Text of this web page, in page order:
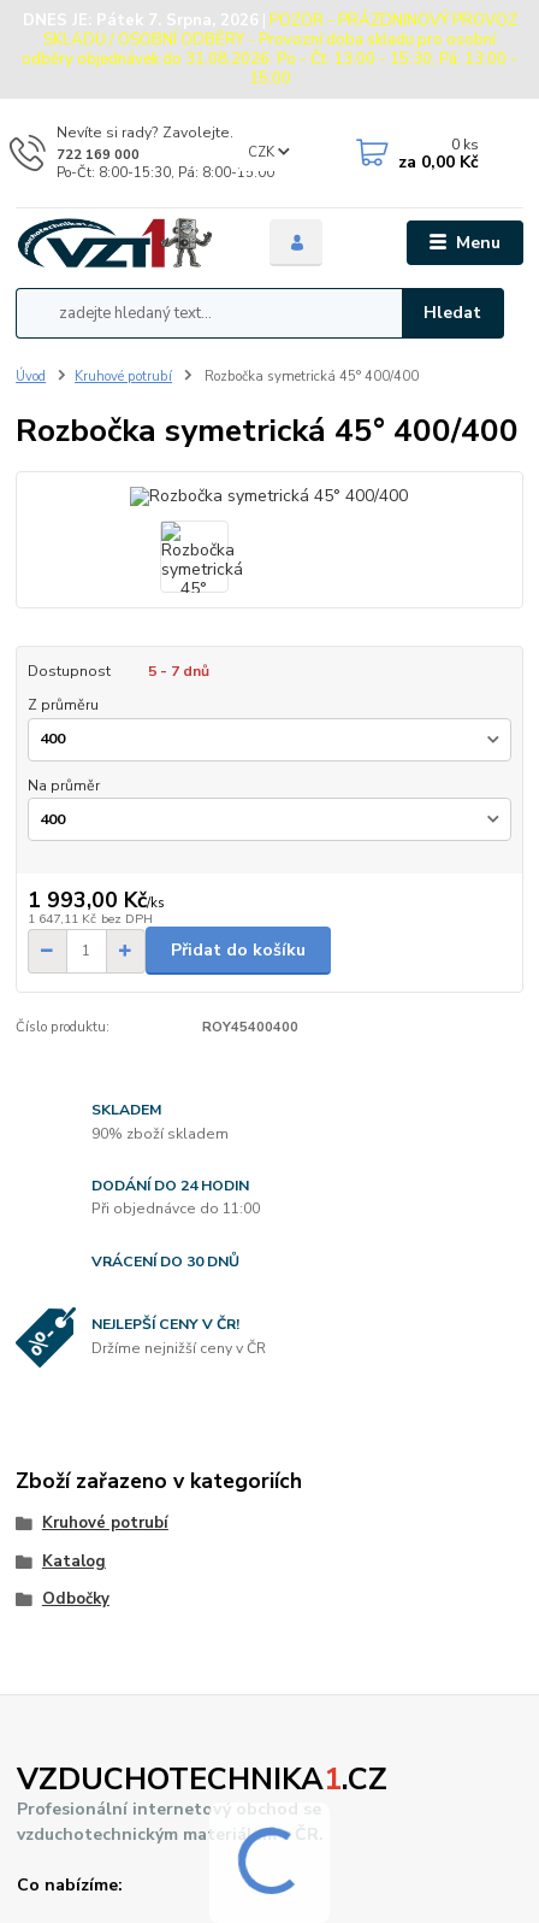
DNES JE: Pátek 7. Srpna, 2026 | POZOR - PRÁZDNINOVÝ PROVOZ
SKLADU / OSOBNÍ ODBĚRY - Provozní doba skladu pro osobní
odběry objednávek do 31.08.2026: Po - Čt: 13:00 - 15:30, Pá: 13:00 -
15:00
Menu
CZK
Hledat
Nevíte si rady? Zavolejte.
722 169 000
Po-Čt: 8:00-15:30, Pá: 8:00-15:00
0 ks
za 0,00 Kč
Úvod Kruhové potrubí Rozbočka symetrická 45° 400/400
Rozbočka symetrická 45° 400/400
Dostupnost
5 - 7 dnů
Z průměru
Na průměr
1 993,00 Kč/ks
1 647,11 Kč bez DPH
Přidat do košíku
Číslo produktu: ROY45400400
SKLADEM
90% zboží skladem
DODÁNÍ DO 24 HODIN
Při objednávce do 11:00
VRÁCENÍ DO 30 DNŮ
NEJLEPŠÍ CENY V ČR!
Držíme nejnižší ceny v ČR
Zboží zařazeno v kategoriích
Kruhové potrubí
Katalog
Odbočky
VZDUCHOTECHNIKA1.CZ
Profesionální internetový obchod se
vzduchotechnickým materiálem v ČR.
Co nabízíme: